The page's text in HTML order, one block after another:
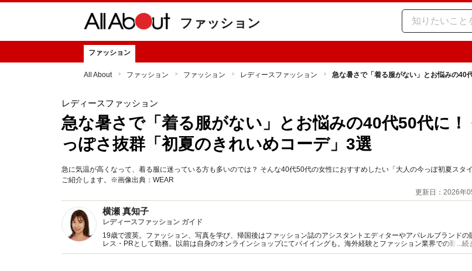
ファッション
ファッション
All About ファッション ファッション レディースファッション 急な暑さで「着る服がない」とお悩みの40
レディースファッション
急な暑さで「着る服がない」とお悩みの40代50代に！
っぽさ抜群「初夏のきれいめコーデ」3選
急に気温が高くなって、着る服に迷っている方も多いのでは？ そんな40代50代の女性におすすめしたい「大人の今っぽ初夏スタ
ご紹介します。※画像出典：WEAR
更新日：2026年
横瀬 真知子
レディースファッション ガイド
19歳で渡英。ファッション、写真を学び、帰国後はファッション誌のアシスタントエディターやアパレルブランドの
レス・PRとして勤務。以前は自身のオンラインショップにてバイイングも。海外経験とファッション業界での勤務
得た知識をもとに、フレッシュなファッション情報をご提供します。
...続